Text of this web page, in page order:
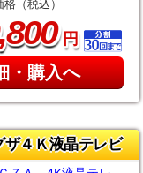
格（税込）
800円
・購入へ
４Ｋ液晶テレビ